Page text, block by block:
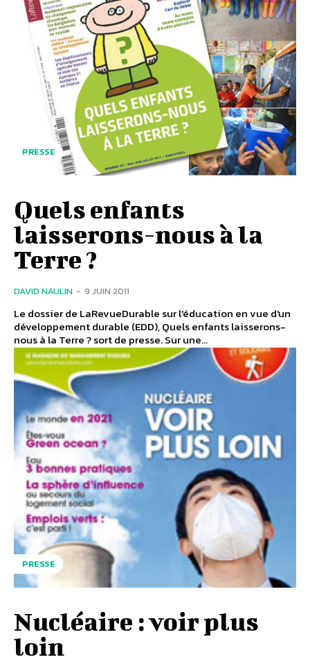
PRESSE
Quels enfants
laisserons-nous à la
Terre ?
DAVID NAULIN - 9 JUIN 2011
Le dossier de LaRevueDurable sur l'éducation en vue d'un
développement durable (EDD), Quels enfants laisserons-
nous à la Terre ? sort de presse. Sur une...
PRESSE
Nucléaire : voir plus
loin